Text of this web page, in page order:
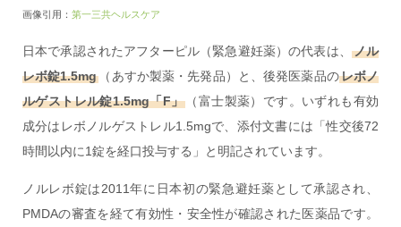
画像引用： 第一三共ヘルスケア
日本で承認されたアフターピル（緊急避妊薬）の代表は、
ノル
レボ錠1.5mg
（あすか製薬・先発品）と、後発医薬品のレボノ
ルゲストレル錠1.5mg「F」
（富士製薬）です。いずれも有効
成分はレボノルゲストレル1.5mgで、添付文書には「性交後72
時間以内に1錠を経口投与する」と明記されています。
ノルレボ錠は2011年に日本初の緊急避妊薬として承認され、
PMDAの審査を経て有効性・安全性が確認された医薬品です。